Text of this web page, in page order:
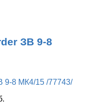
ЗВ 9-8